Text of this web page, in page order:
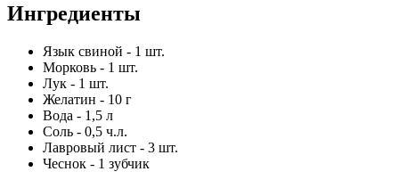
Ингредиенты
Язык свиной - 1 шт.
Морковь - 1 шт.
Лук - 1 шт.
Желатин - 10 г
Вода - 1,5 л
Соль - 0,5 ч.л.
Лавровый лист - 3 шт.
Чеснок - 1 зубчик